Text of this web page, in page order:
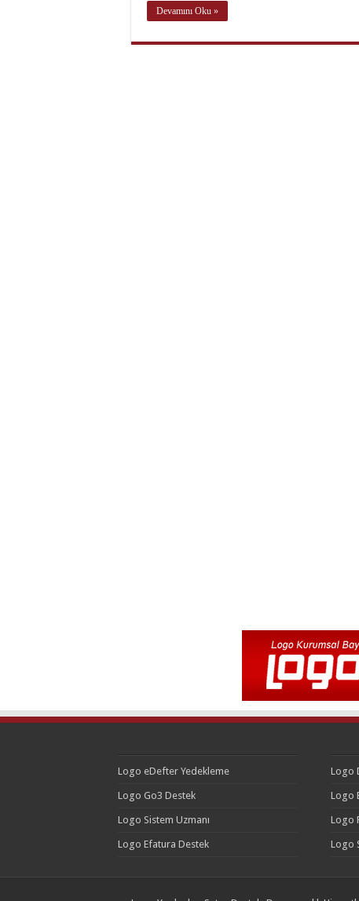
Devamını Oku »
Logo eDefter Yedekleme
Logo Go3 Destek
Logo Sistem Uzmanı
Logo Efatura Destek
Logo
Logo
Logo
Logo